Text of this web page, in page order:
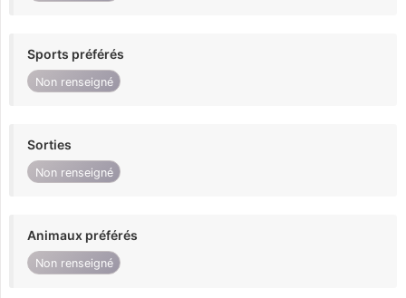
Sports préférés
Non renseigné
Sorties
Non renseigné
Animaux préférés
Non renseigné